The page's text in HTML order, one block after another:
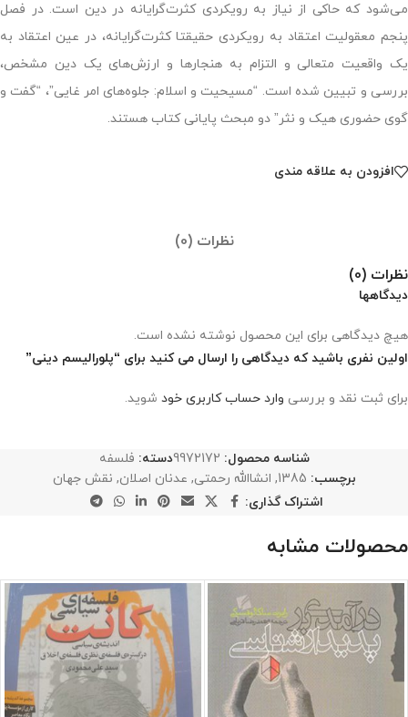
می‌شود که حاکی از نیاز به رویکردی کثرت‌گرایانه در دین است. در فصل
پنجم معقولیت اعتقاد به رویکردی حقیقتا کثرت‌گرایانه، در عین اعتقاد به
یک واقعیت متعالی و التزام به هنجارها و ارزش‌های یک دین مشخص،
بررسی و تبیین شده است. “مسیحیت و اسلام: جلوه‌های امر غایی”، “گفت و
گوی حضوری هیک و نثر” دو مبحث پایانی کتاب هستند.
افزودن به علاقه مندی
نظرات (0)
نظرات (0)
دیدگاهها
هیچ دیدگاهی برای این محصول نوشته نشده است.
اولین نفری باشید که دیدگاهی را ارسال می کنید برای “پلورالیسم دینی”
برای ثبت نقد و بررسی وارد حساب کاربری خود شوید.
شناسه محصول: 9972172دسته: فلسفه
برچسب: 1385
, انشاالله رحمتی, عدنان اصلان, نقش جهان
اشتراک گذاری:
محصولات مشابه